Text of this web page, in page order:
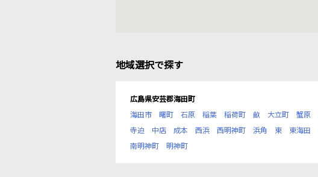
地域選択で探す
広島県安芸郡海田町
海田市
曙町 石原 稲葉 稲荷町 畝 大立町 蟹原
寺迫
中店 成本 西浜 西明神町 浜角 東 東海田
南明神町
明神町